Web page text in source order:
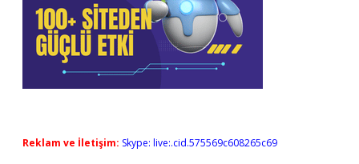
Reklam ve İletişim: Skype: live:.cid.575569c608265c69